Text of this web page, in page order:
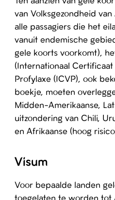
van Volksgezondheid
alle passagiers die het
vanuit endemische
gele koorts voorkomt),
(Internationaal
Profylaxe (ICVP), ook
boekje, moeten
Midden-Amerikaanse,
uitzondering van Chili,
en Afrikaanse (hoog
Visum
Voor bepaalde landen